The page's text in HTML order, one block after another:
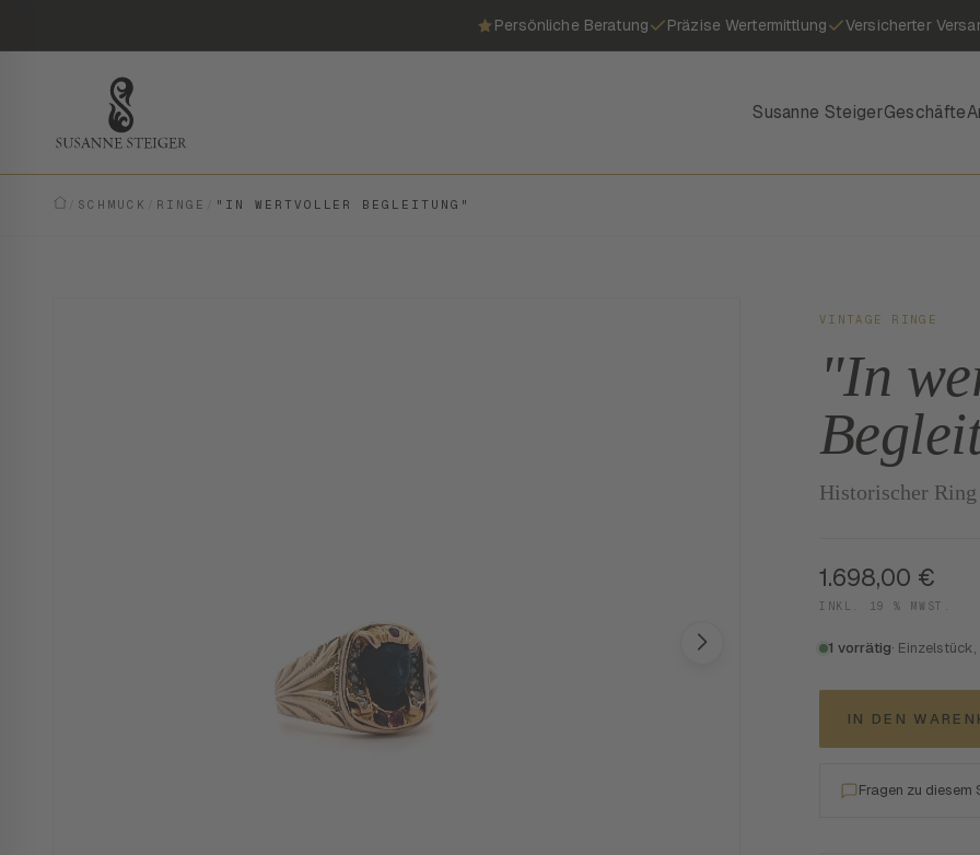
Persönliche Beratung Präzise Wertermittlung Versicherter
Susanne SteigerGeschäfte
SCHMUCK RINGE "IN WERTVOLLER BEGLEITUNG"
VINTAGE RINGE
"In
Historischer Ring
1.698,00 €
INKL. 19 % MWST.
1 vorrätig·
IN DEN
Fragen zu